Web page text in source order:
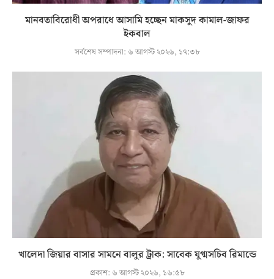
মানবতাবিরোধী অপরাধে আসামি হচ্ছেন মাকসুদ কামাল-জাফর
ইকবাল
সর্বশেষ সম্পাদনা: ৬ আগস্ট ২০২৬, ১৭:৩৮
খালেদা জিয়ার বাসার সামনে বালুর ট্রাক: সাবেক যুগ্মসচিব রিমান্ডে
প্রকাশ: ৬ আগস্ট ২০২৬, ১৬:৫৮